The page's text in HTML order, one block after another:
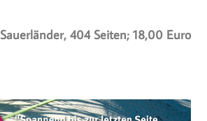
Sauerländer, 404 Seiten; 18,00 Euro